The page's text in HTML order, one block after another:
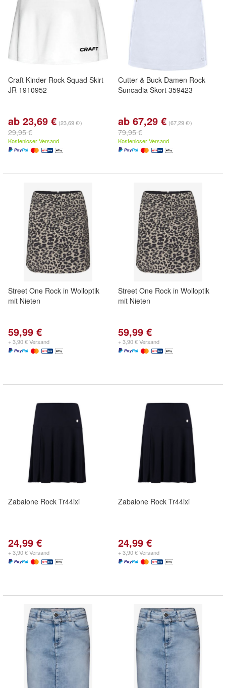
Craft Kinder Rock Squad Skirt
JR 1910952
ab 23,69 € (23,69 €/)
29,95 €
Kostenloser Versand
Cutter & Buck Damen Rock
Suncadia Skort 359423
ab 67,29 € (67,29 €/)
79,95 €
Kostenloser Versand
Street One Rock in Wolloptik
mit Nieten
59,99 €
+ 3,90 € Versand
Street One Rock in Wolloptik
mit Nieten
59,99 €
+ 3,90 € Versand
Zabaione Rock Tr44ixi
24,99 €
+ 3,90 € Versand
Zabaione Rock Tr44ixi
24,99 €
+ 3,90 € Versand